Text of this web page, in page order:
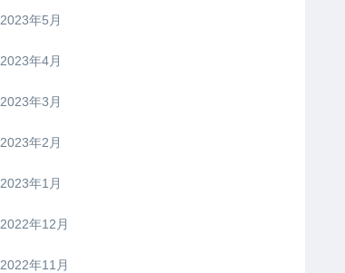
2023年5月
2023年4月
2023年3月
2023年2月
2023年1月
2022年12月
2022年11月